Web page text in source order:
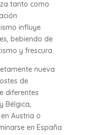
tanto como
influye
bebiendo de
y frescura.
nueva
de
diferentes
Bélgica,
Austria o
en España